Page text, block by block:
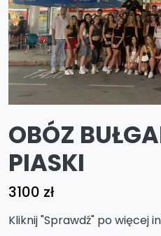
OBÓZ
PIASKI
3100 zł
Kliknij "Sprawdź" po więcej